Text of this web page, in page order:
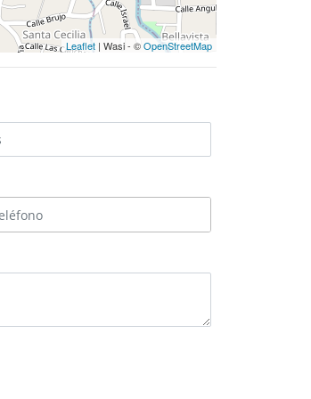
Leaflet | Wasi - ©OpenStreetMap